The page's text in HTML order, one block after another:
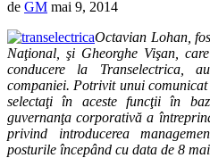
de GM mai 9, 2014
Octavian Lohan,
Naţional, şi Gheorghe Vişan,
conducere la Transelectrica,
companiei. Potrivit unui
selectaţi în aceste funcţii în
guvernanţa corporativă a
privind introducerea
posturile începând cu data de 8